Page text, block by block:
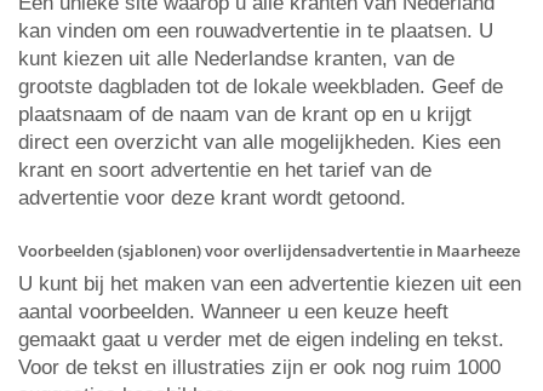
kan vinden om een rouwadvertentie in te plaatsen. U
kunt kiezen uit alle Nederlandse kranten, van de
grootste dagbladen tot de lokale weekbladen. Geef de
plaatsnaam of de naam van de krant op en u krijgt
direct een overzicht van alle mogelijkheden. Kies een
krant en soort advertentie en het tarief van de
advertentie voor deze krant wordt getoond.
Voorbeelden (sjablonen) voor overlijdensadvertentie in Maarheeze
U kunt bij het maken van een advertentie kiezen uit een
aantal voorbeelden. Wanneer u een keuze heeft
gemaakt gaat u verder met de eigen indeling en tekst.
Voor de tekst en illustraties zijn er ook nog ruim 1000